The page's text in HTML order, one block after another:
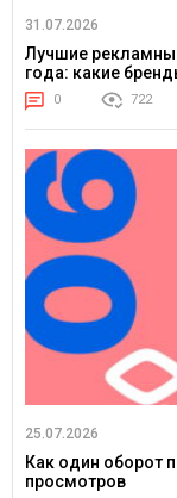
31.07.2026
Лучшие
года: какие
0 722
25.07.2026
Как один оборот
просмотров